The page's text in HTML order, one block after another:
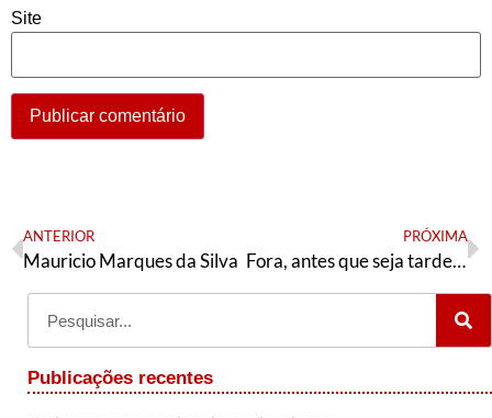
Site
ANTERIOR
Mauricio Marques da Silva
PRÓXIMA
Fora, antes que seja tarde demais!
Publicações recentes